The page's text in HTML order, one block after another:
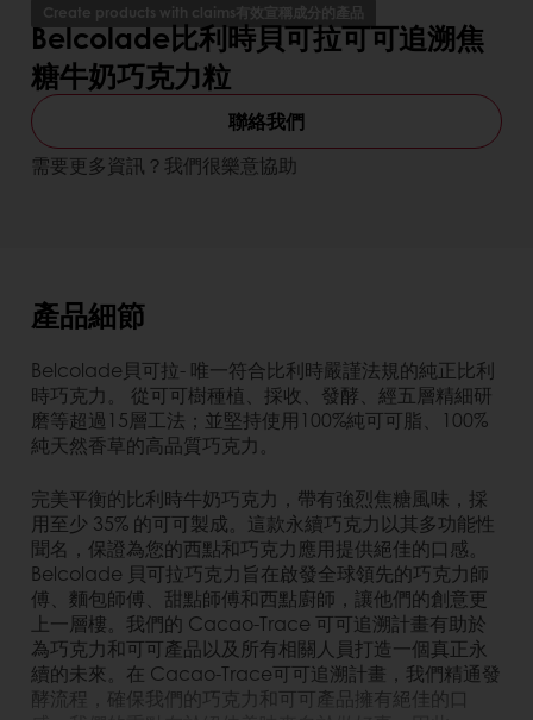
Create products with claims有效宣稱成分的產品
Belcolade比利時貝可拉可可追溯焦
糖牛奶巧克力粒
聯絡我們
需要更多資訊？我們很樂意協助
產品細節
Belcolade貝可拉- 唯一符合比利時嚴謹法規的純正比利
時巧克力。 從可可樹種植、採收、發酵、經五層精細研
磨等超過15層工法；並堅持使用100%純可可脂、100%
純天然香草的高品質巧克力。
完美平衡的比利時牛奶巧克力，帶有強烈焦糖風味，採
用至少 35% 的可可製成。這款永續巧克力以其多功能性
聞名，保證為您的西點和巧克力應用提供絕佳的口感。
Belcolade 貝可拉巧克力旨在啟發全球領先的巧克力師
傅、麵包師傅、甜點師傅和西點廚師，讓他們的創意更
上一層樓。我們的 Cacao-Trace 可可追溯計畫有助於
為巧克力和可可產品以及所有相關人員打造一個真正永
續的未來。在 Cacao-Trace可可追溯計畫，我們精通發
酵流程，確保我們的巧克力和可可產品擁有絕佳的口